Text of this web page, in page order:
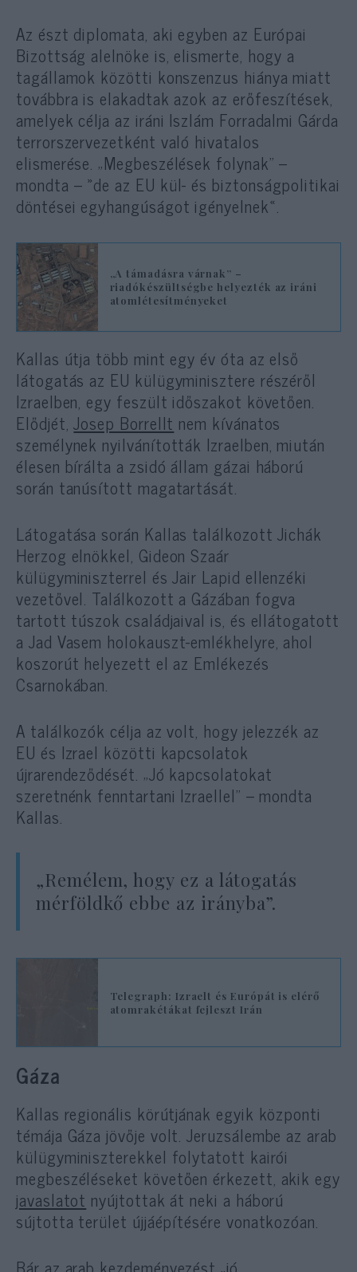
Az észt diplomata, aki egyben az Európai
Bizottság alelnöke is, elismerte, hogy a
tagállamok közötti konszenzus hiánya miatt
továbbra is elakadtak azok az erőfeszítések,
amelyek célja az iráni Iszlám Forradalmi Gárda
terrorszervezetként való hivatalos
elismerése. „Megbeszélések folynak” –
mondta – »de az EU kül- és biztonságpolitikai
döntései egyhangúságot igényelnek«.
„A támadásra várnak” –
riadókészültségbe helyezték az iráni
atomlétesítményeket
Kallas útja több mint egy év óta az első
látogatás az EU külügyminisztere részéről
Izraelben, egy feszült időszakot követően.
Elődjét,Josep Borrellt nem kívánatos
személynek nyilvánították Izraelben, miután
élesen bírálta a zsidó állam gázai háború
során tanúsított magatartását.
Látogatása során Kallas találkozott Jichák
Herzog elnökkel, Gideon Szaár
külügyminiszterrel és Jair Lapid ellenzéki
vezetővel. Találkozott a Gázában fogva
tartott túszok családjaival is, és ellátogatott
a Jad Vasem holokauszt-emlékhelyre, ahol
koszorút helyezett el az Emlékezés
Csarnokában.
A találkozók célja az volt, hogy jelezzék az
EU és Izrael közötti kapcsolatok
újrarendeződését. „Jó kapcsolatokat
szeretnénk fenntartani Izraellel” – mondta
Kallas.
„Remélem, hogy ez a látogatás
mérföldkő ebbe az irányba”.
Telegraph: Izraelt és Európát is elérő
atomrakétákat fejleszt Irán
Gáza
Kallas regionális körútjának egyik központi
témája Gáza jövője volt. Jeruzsálembe az arab
külügyminiszterekkel folytatott kairói
megbeszéléseket követően érkezett, akik egy
javaslatot nyújtottak át neki a háború
sújtotta terület újjáépítésére vonatkozóan.